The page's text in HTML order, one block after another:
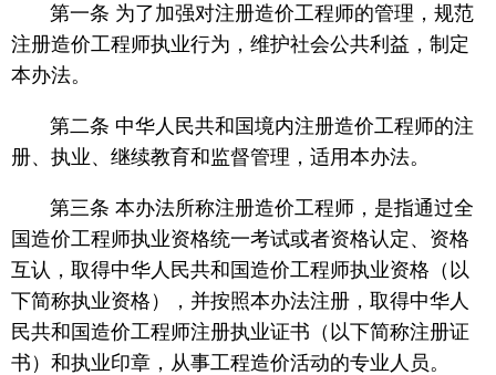
第一条 为了加强对注册造价工程师的管理，规范
注册造价工程师执业行为，维护社会公共利益，制定
本办法。
第二条 中华人民共和国境内注册造价工程师的注
册、执业、继续教育和监督管理，适用本办法。
第三条 本办法所称注册造价工程师，是指通过全
国造价工程师执业资格统一考试或者资格认定、资格
互认，取得中华人民共和国造价工程师执业资格（以
下简称执业资格），并按照本办法注册，取得中华人
民共和国造价工程师注册执业证书（以下简称注册证
书）和执业印章，从事工程造价活动的专业人员。